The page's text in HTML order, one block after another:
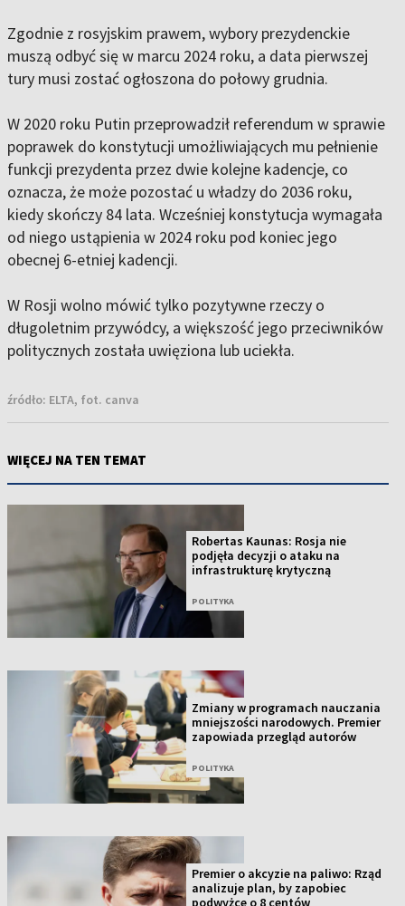
Zgodnie z rosyjskim prawem, wybory prezydenckie
muszą odbyć się w marcu 2024 roku, a data pierwszej
tury musi zostać ogłoszona do połowy grudnia.
W 2020 roku Putin przeprowadził referendum w sprawie
poprawek do konstytucji umożliwiających mu pełnienie
funkcji prezydenta przez dwie kolejne kadencje, co
oznacza, że może pozostać u władzy do 2036 roku,
kiedy skończy 84 lata. Wcześniej konstytucja wymagała
od niego ustąpienia w 2024 roku pod koniec jego
obecnej 6-etniej kadencji.
W Rosji wolno mówić tylko pozytywne rzeczy o
długoletnim przywódcy, a większość jego przeciwników
politycznych została uwięziona lub uciekła.
źródło: ELTA, fot. canva
WIĘCEJ NA TEN TEMAT
Robertas Kaunas: Rosja nie
podjęła decyzji o ataku na
infrastrukturę krytyczną
POLITYKA
Zmiany w programach nauczania
mniejszości narodowych. Premier
zapowiada przegląd autorów
POLITYKA
Premier o akcyzie na paliwo: Rząd
analizuje plan, by zapobiec
podwyżce o 8 centów